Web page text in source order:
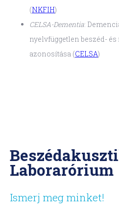
(NKFIH)
CELSA-Dementia:
nyelvfüggetlen beszéd-
azonosítása (CELSA)
Laborarórium
Ismerj meg minket!